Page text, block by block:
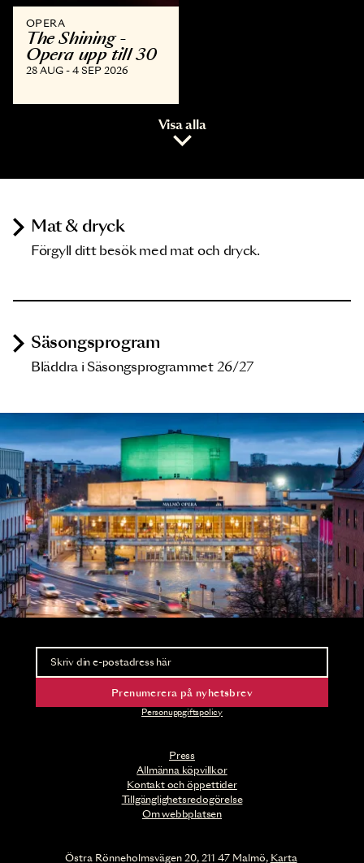
OPERA
The Shining -
Opera upp till 30
28 AUG - 4 SEP 2026
Visa alla
Mat & dryck
Förgyll ditt besök med mat och dryck.
Säsongsprogram
Bläddra i Säsongsprogrammet 26/27
Press
Allmänna köpvillkor
Kontakt och öppettider
Tillgänglighetsredogörelse
Om webbplatsen
Nyhetsbrev
Ta del av förhandsinformation och biljettsläpp.
Prenumerera på nyhetsbrev
Personuppgiftspolicy
Östra Rönneholmsvägen 20, 211 47 Malmö, Karta